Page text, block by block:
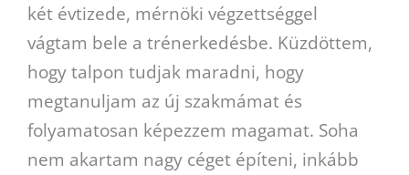
két évtizede, mérnöki végzettséggel
vágtam bele a trénerkedésbe. Küzdöttem,
hogy talpon tudjak maradni, hogy
megtanuljam az új szakmámat és
folyamatosan képezzem magamat. Soha
nem akartam nagy céget építeni, inkább